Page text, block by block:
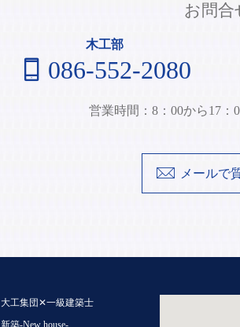
お問合
木工部
086-552-2080
営業時間：8：00から17：
メールで
大工集団✕一級建築士